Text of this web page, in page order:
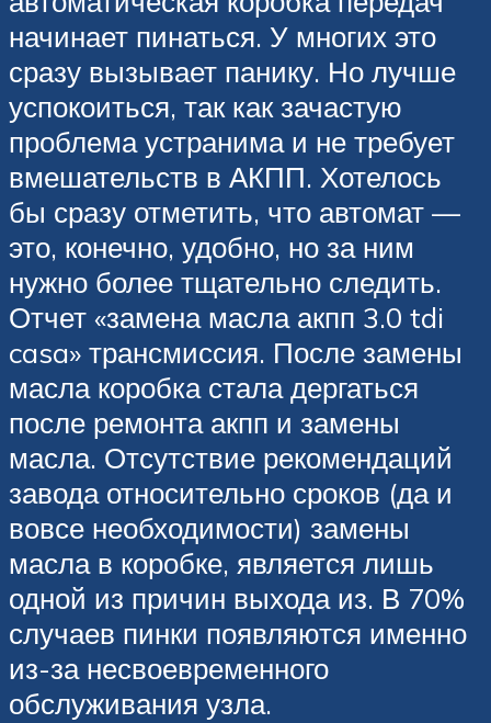
начинает пинаться. У многих это
сразу вызывает панику. Но лучше
успокоиться, так как зачастую
проблема устранима и не требует
вмешательств в АКПП. Хотелось
бы сразу отметить, что автомат —
это, конечно, удобно, но за ним
нужно более тщательно следить.
Отчет «замена масла акпп 3.0 tdi
casa» трансмиссия. После замены
масла коробка стала дергаться
после ремонта акпп и замены
масла. Отсутствие рекомендаций
завода относительно сроков (да и
вовсе необходимости) замены
масла в коробке, является лишь
одной из причин выхода из. В 70%
случаев пинки появляются именно
из-за несвоевременного
обслуживания узла.